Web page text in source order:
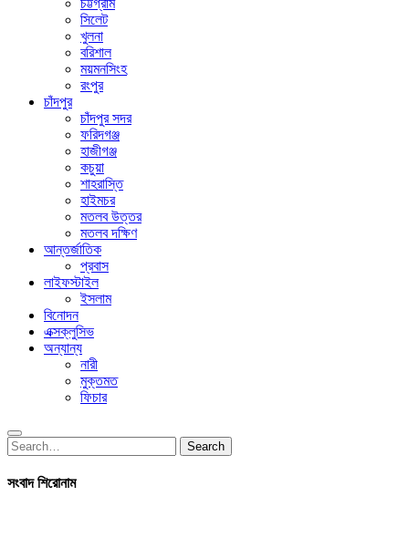
চট্টগ্রাম
সিলেট
খুলনা
বরিশাল
ময়মনসিংহ
রংপুর
চাঁদপুর
চাঁদপুর সদর
ফরিদগঞ্জ
হাজীগঞ্জ
কচুয়া
শাহরাস্তি
হাইমচর
মতলব উত্তর
মতলব দক্ষিণ
আন্তর্জাতিক
প্রবাস
লাইফস্টাইল
ইসলাম
বিনোদন
এক্সক্লুসিভ
অন্যান্য
নারী
মুক্তমত
ফিচার
Search
for:
Search
সংবাদ শিরোনাম